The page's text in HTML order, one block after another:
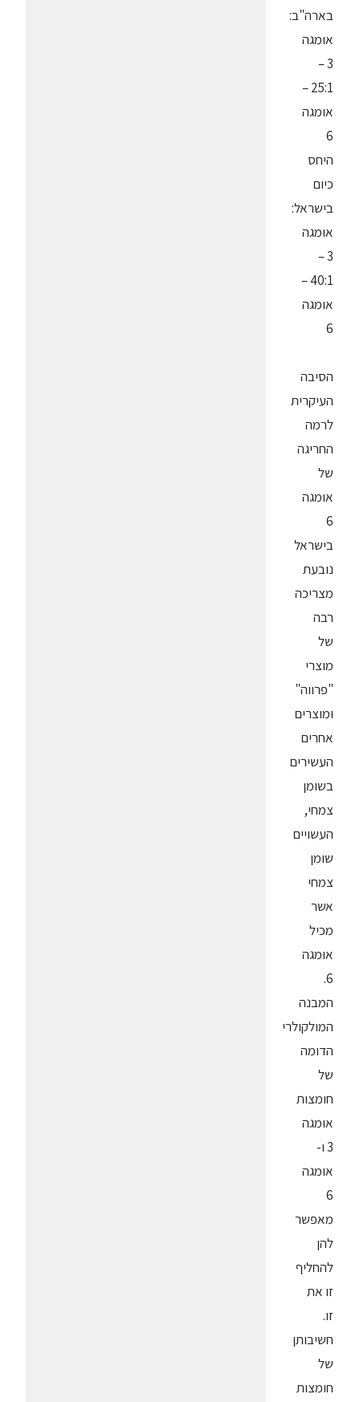
בארה"ב:
אומגה
3 –
25:1 –
אומגה
6
היחס
כיום
בישראל:
אומגה
3 –
40:1 –
אומגה
6
הסיבה
העיקרית
לרמה
החריגה
של
אומגה
6
בישראל
נובעת
מצריכה
רבה
של
מוצרי
"פרווה"
ומוצרים
אחרים
העשירים
בשומן
צמחי,
העשויים
שומן
צמחי
אשר
מכיל
אומגה
6.
המבנה
המולקולרי
הדומה
של
חומצות
אומגה
3 ו-
אומגה
6
מאפשר
להן
להחליף
זו את
זו.
חשיבותן
של
חומצות